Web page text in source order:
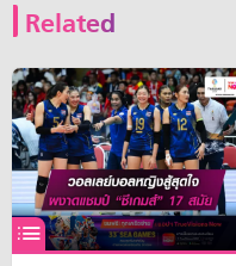
Related